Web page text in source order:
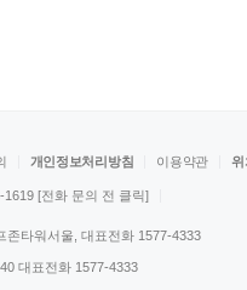
개인정보처리방침 이용약관 위
1619 [전화 문의 전 클릭]
존타워서울, 대표전화 1577-4333
대표전화 1577-4333